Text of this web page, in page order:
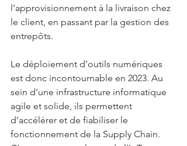
l’approvisionnement à la livraison chez
le client, en passant par la gestion des
entrepôts.
Le déploiement d’outils numériques
est donc incontournable en 2023. Au
sein d’une infrastructure informatique
agile et solide, ils permettent
d’accélérer et de fiabiliser le
fonctionnement de la Supply Chain.